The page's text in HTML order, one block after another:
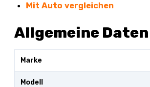
Mit Auto vergleichen
Allgemeine Daten
Marke
Modell